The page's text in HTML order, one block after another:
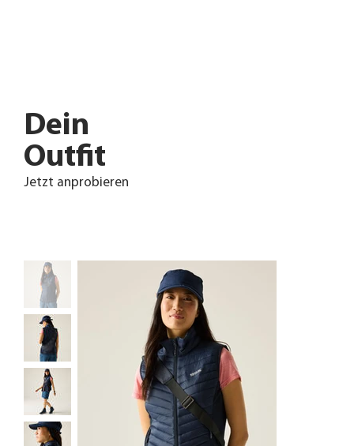
Dein
Outfit
Jetzt anprobieren